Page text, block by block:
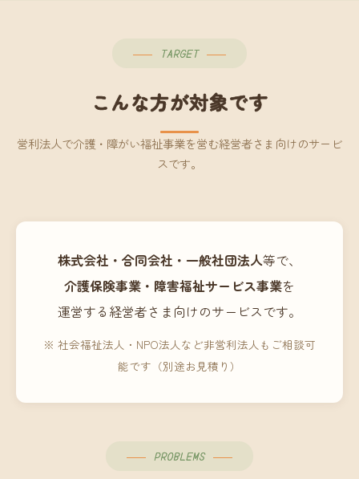
TARGET
こんな方が対象です
営利法人で介護・障がい福祉事業を営む経営者さま向けのサービ
スです。
株式会社・合同会社・一般社団法人等で、
介護保険事業・障害福祉サービス事業を
運営する経営者さま向けのサービスです。
※ 社会福祉法人・NPO法人など非営利法人もご相談可
能です（別途お見積り）
PROBLEMS